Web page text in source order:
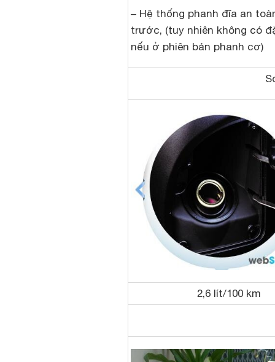
– Hệ thống phanh đĩa an
trước, (tuy nhiên không có
nếu ở phiên bản phanh cơ)
2,6 lít/100 km